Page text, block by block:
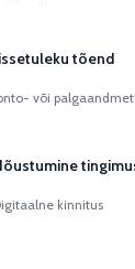
tõend
või
kinnitus